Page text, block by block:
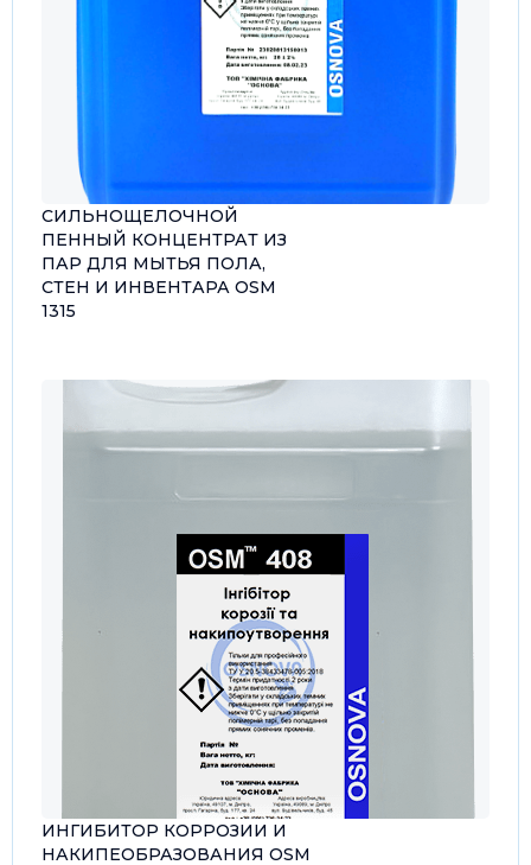
СИЛЬНОЩЕЛОЧНОЙ
ПЕННЫЙ КОНЦЕНТРАТ ИЗ
ПАР ДЛЯ МЫТЬЯ ПОЛА,
СТЕН И ИНВЕНТАРА OSM
1315
ИНГИБИТОР КОРРОЗИИ И
НАКИПЕОБРАЗОВАНИЯ OSM